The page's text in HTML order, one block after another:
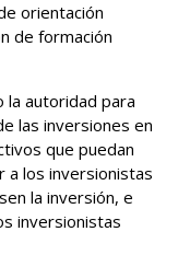
orientación
de formación
la autoridad para
las inversiones en
que puedan
a los inversionistas
la inversión, e
inversionistas